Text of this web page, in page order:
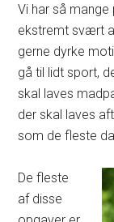
Vi har så
ekstremt svært
gerne dyrke
gå til lidt sport,
skal laves
der skal laves
som de fleste
De fleste
af disse